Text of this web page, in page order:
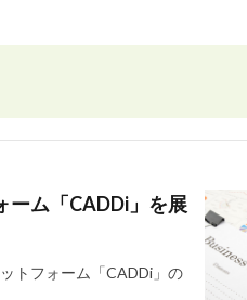
ーム「CADDi」を展
トフォーム「CADDi」の